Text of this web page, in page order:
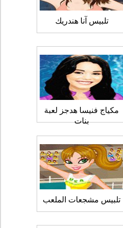
تلبيس آنا هندريك
مكياج فنيسا هدجز لعبة
بنات
تلبيس مشجعات الملعب